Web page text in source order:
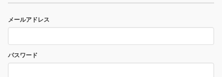
メールアドレス
パスワード